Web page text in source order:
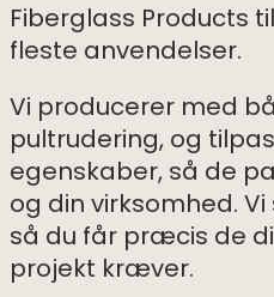
Fiberglass Products
fleste anvendelser.
Vi producerer med
pultrudering, og
egenskaber, så de
og din virksomhed.
så du får præcis de
projekt kræver.